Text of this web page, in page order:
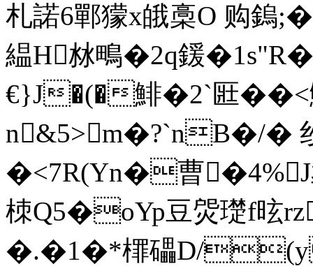
札諾6鄲獴x皒槀O 购鎢
緼H沝鴫 �2q鍰
€}J�(�鯡�2`匨
n&5>m�?`nB�/� 纱
�<7R(Yn�曹�4%J
栜 Q5�oYp豆焈璴f昡
�.�1�*檌礧D/